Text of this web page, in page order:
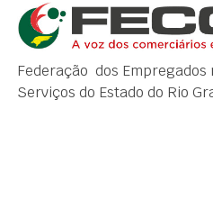
Federação dos Empregados
Serviços do Estado do Rio